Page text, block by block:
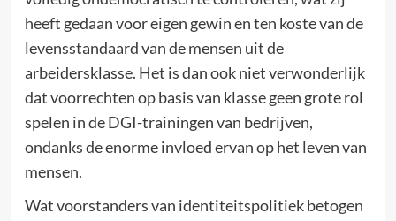
heeft gedaan voor eigen gewin en ten koste van de
levensstandaard van de mensen uit de
arbeidersklasse. Het is dan ook niet verwonderlijk
dat voorrechten op basis van klasse geen grote rol
spelen in de DGI-trainingen van bedrijven,
ondanks de enorme invloed ervan op het leven van
mensen.
Wat voorstanders van identiteitspolitiek betogen